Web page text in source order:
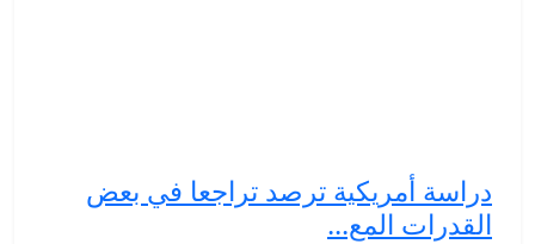
دراسة أمريكية ترصد تراجعا في بعض
القدرات المع...